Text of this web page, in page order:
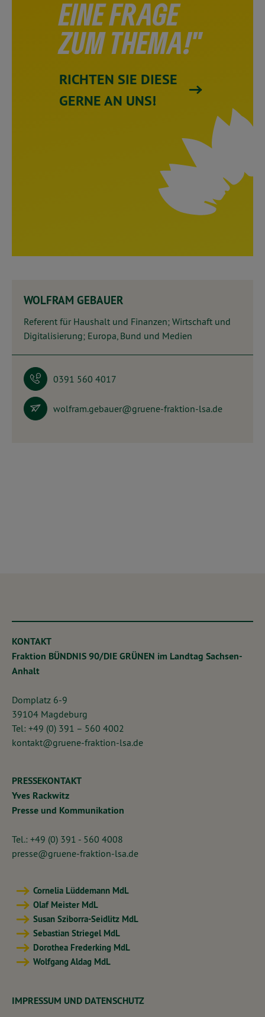
EINE FRAGE
ZUM THEMA!"
RICHTEN SIE DIESE
GERNE AN UNS!
WOLFRAM GEBAUER
Referent für Haushalt und Finanzen; Wirtschaft und
Digitalisierung; Europa, Bund und Medien
0391 560 4017
wolfram.gebauer@gruene-fraktion-lsa.de
KONTAKT
Fraktion BÜNDNIS 90/DIE GRÜNEN im Landtag Sachsen-
Anhalt
Domplatz 6-9
39104 Magdeburg
Tel: +49 (0) 391 – 560 4002
kontakt@gruene-fraktion-lsa.de
PRESSEKONTAKT
Yves Rackwitz
Presse und Kommunikation
Tel.: +49 (0) 391 - 560 4008
presse@gruene-fraktion-lsa.de
Cornelia Lüddemann MdL
Olaf Meister MdL
Susan Sziborra-Seidlitz MdL
Sebastian Striegel MdL
Dorothea Frederking MdL
Wolfgang Aldag MdL
IMPRESSUM UND DATENSCHUTZ